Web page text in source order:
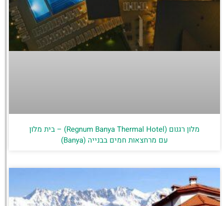
מלון רגנום (Regnum Banya Thermal Hotel) – בית מלון
עם מרחצאות חמים בבנייה (Banya)